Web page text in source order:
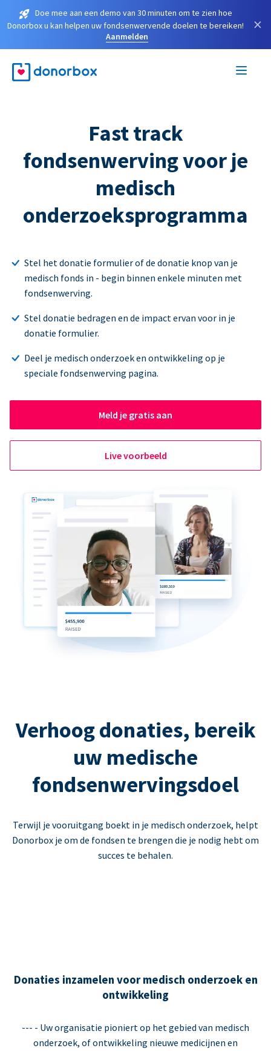
Doe mee aan een demo van 30 minuten om te zien hoe
Donorbox u kan helpen uw fondsenwervende doelen te bereiken!
Aanmelden
×
Fast track
fondsenwerving voor je
medisch
onderzoeksprogramma
Stel het donatie formulier of de donatie knop van je
medisch fonds in - begin binnen enkele minuten met
fondsenwerving.
Stel donatie bedragen en de impact ervan voor in je
donatie formulier.
Deel je medisch onderzoek en ontwikkeling op je
speciale fondsenwerving pagina.
Meld je gratis aan
Live voorbeeld
Verhoog donaties, bereik
uw medische
fondsenwervingsdoel
Terwijl je vooruitgang boekt in je medisch onderzoek, helpt
Donorbox je om de fondsen te brengen die je nodig hebt om
succes te behalen.
Donaties inzamelen voor medisch onderzoek en
ontwikkeling
--- - Uw organisatie pioniert op het gebied van medisch
onderzoek, of ontwikkeling nieuwe medicijnen en